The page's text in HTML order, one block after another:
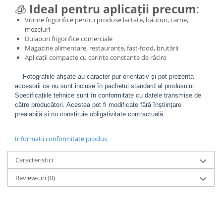
🧊 Ideal pentru aplicații precum:
Vitrine frigorifice pentru produse lactate, băuturi, carne,
mezeluri
Dulapuri frigorifice comerciale
Magazine alimentare, restaurante, fast-food, brutării
Aplicații compacte cu cerințe constante de răcire
Fotografiile afișate au caracter pur orientativ și pot prezenta
accesorii ce nu sunt incluse în pachetul standard al produsului.
Specificațiile tehnice sunt în conformitate cu datele transmise de
către producători. Acestea pot fi modificate fără înștiințare
prealabilă și nu constituie obligativitate contractuală.
Informatii conformitate produs
Caracteristici
Review-uri(0)